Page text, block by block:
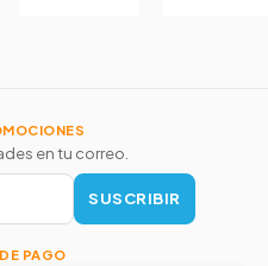
en tu correo.
SUSCRIBIR
PAGO